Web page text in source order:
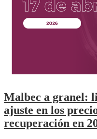
Malbec a granel:
ajuste en los
recuperación en